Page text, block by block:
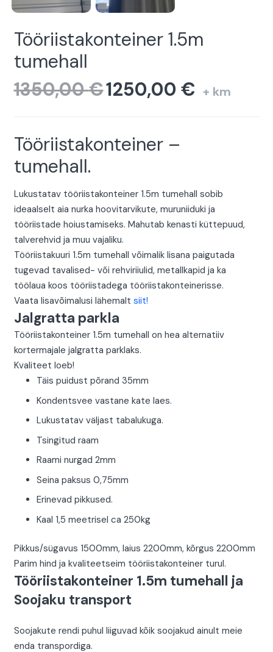
Tööriistakonteiner 1.5m
tumehall
1350,00€ Algne
1350,00 €.
1250,00 € Current
+ km
Tööriistakonteiner –
tumehall.
Lukustatav tööriistakonteiner 1.5m tumehall sobib
ideaalselt aia nurka hoovitarvikute, muruniiduki ja
tööriistade hoiustamiseks. Mahutab kenasti küttepuud,
talverehvid ja muu vajaliku.
Tööriistakuuri 1.5m tumehall võimalik lisana paigutada
tugevad tavalised- või rehviriiulid, metallkapid ja ka
töölaua koos tööriistadega tööriistakonteinerisse.
Vaata lisavõimalusi lähemalt siit!
Jalgratta parkla
Tööriistakonteiner 1.5m tumehall on hea alternatiiv
kortermajale jalgratta parklaks.
Kvaliteet loeb!
Täis puidust põrand 35mm
Kondentsvee vastane kate laes.
Lukustatav väljast tabalukuga.
Tsingitud raam
Raami nurgad 2mm
Seina paksus 0,75mm
Erinevad pikkused.
Kaal 1,5 meetrisel ca 250kg
Pikkus/sügavus 1500mm, laius 2200mm, kõrgus 2200mm
Parim hind ja kvaliteetseim tööriistakonteiner turul.
Tööriistakonteiner 1.5m tumehall ja
Soojaku transport
Soojakute rendi puhul liiguvad kõik soojakud ainult meie
enda transpordiga.